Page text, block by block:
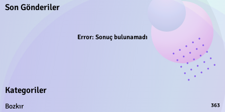
Son Gönderiler
Error: Sonuç bulunamadı
Kategoriler
Bozkır 363